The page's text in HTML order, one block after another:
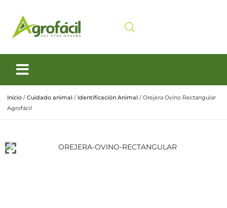
Inicio / Cuidado animal / Identificación Animal / Orejera Ovino Rectangular
Agrofácil